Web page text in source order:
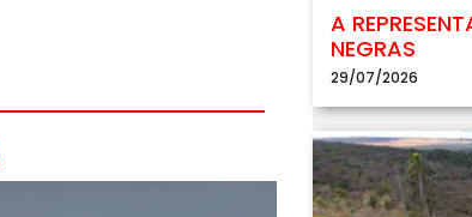
A
NEGRAS
29/07/2026